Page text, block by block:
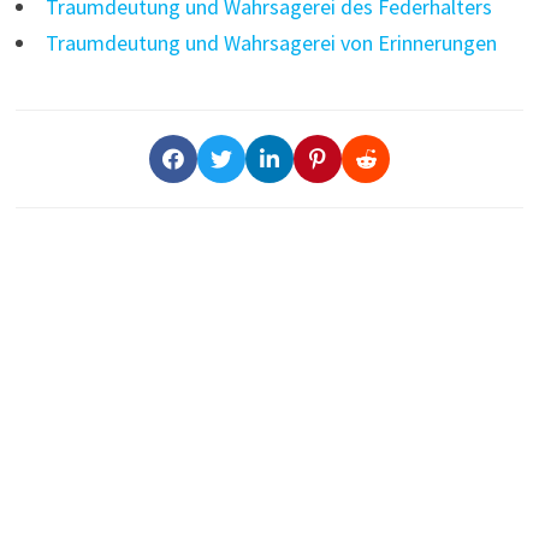
Traumdeutung und Wahrsagerei des Federhalters
Traumdeutung und Wahrsagerei von Erinnerungen